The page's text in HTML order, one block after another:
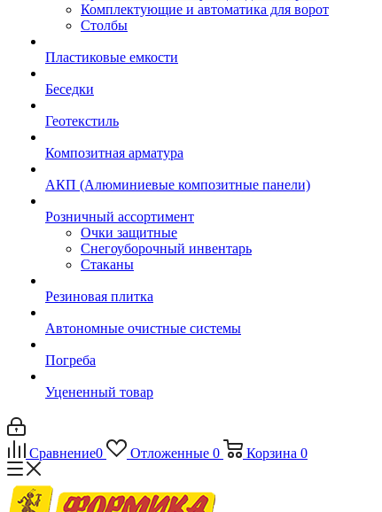
Комплектующие и автоматика для ворот
Столбы
Пластиковые емкости
Беседки
Геотекстиль
Композитная арматура
АКП (Алюминиевые композитные панели)
Розничный ассортимент
Очки защитные
Снегоуборочный инвентарь
Стаканы
Резиновая плитка
Автономные очистные системы
Погреба
Уцененный товар
Сравнение0 Отложенные 0 Корзина 0